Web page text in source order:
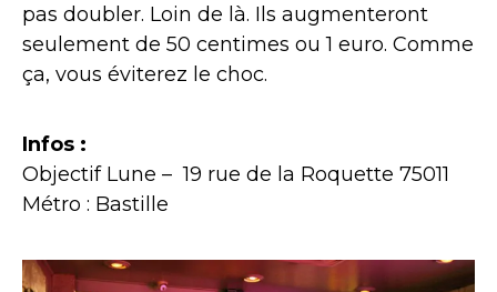
pas doubler. Loin de là. Ils augmenteront
seulement de 50 centimes ou 1 euro. Comme
ça, vous éviterez le choc.
Infos :
Objectif Lune – 19 rue de la Roquette 75011
Métro : Bastille